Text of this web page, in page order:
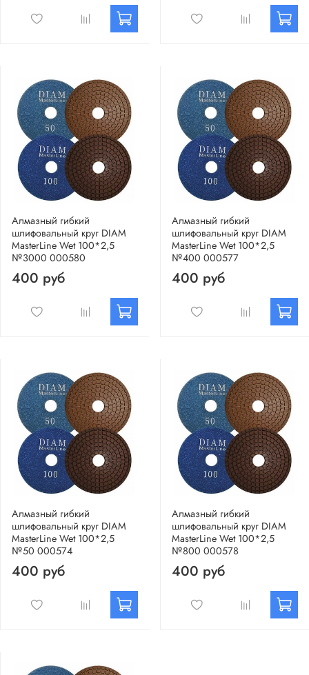
Алмазный гибкий
шлифовальный круг DIAM
MasterLine Wet 100*2,5
№3000 000580
400 руб
Алмазный гибкий
шлифовальный круг DIAM
MasterLine Wet 100*2,5
№400 000577
400 руб
Алмазный гибкий
шлифовальный круг DIAM
MasterLine Wet 100*2,5
№50 000574
400 руб
Алмазный гибкий
шлифовальный круг DIAM
MasterLine Wet 100*2,5
№800 000578
400 руб